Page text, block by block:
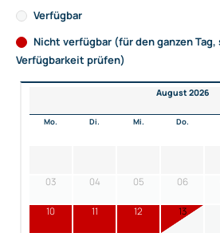
Verfügbar
Nicht verfügbar (für den ganzen
Verfügbarkeit prüfen)
August 2026
Mo. Di. Mi. Do.
03 04 05 06
10 11 12 13